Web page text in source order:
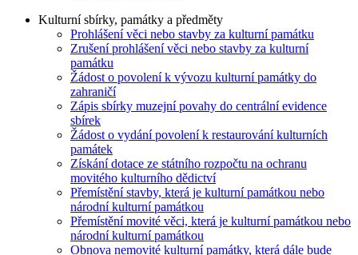
Kulturní sbírky, památky a předměty
Prohlášení věci nebo stavby za kulturní památku
Zrušení prohlášení věci nebo stavby za kulturní
památku
Žádost o povolení k vývozu kulturní památky do
zahraničí
Zápis sbírky muzejní povahy do centrální evidence
sbírek
Žádost o vydání povolení k restaurování kulturních
památek
Získání dotace ze státního rozpočtu na ochranu
movitého kulturního dědictví
Přemístění stavby, která je kulturní památkou nebo
národní kulturní památkou
Přemístění movité věci, která je kulturní památkou nebo
národní kulturní památkou
Obnova nemovité kulturní památky, která dále bude